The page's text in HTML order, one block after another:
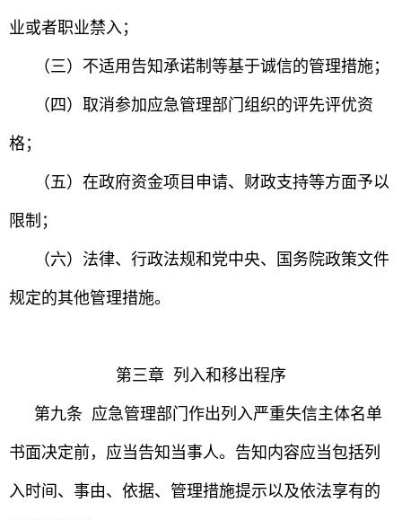
业或者职业禁入；
（三）不适用告知承诺制等基于诚信的管理措施；
（四）取消参加应急管理部门组织的评先评优资
格；
（五）在政府资金项目申请、财政支持等方面予以
限制；
（六）法律、行政法规和党中央、国务院政策文件
规定的其他管理措施。
第三章 列入和移出程序
第九条 应急管理部门作出列入严重失信主体名单
书面决定前，应当告知当事人。告知内容应当包括列
入时间、事由、依据、管理措施提示以及依法享有的